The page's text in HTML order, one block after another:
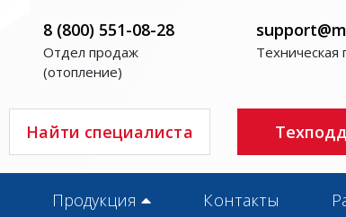
8 (800) 551-08-28
Отдел продаж
(отопление)
Техническая
Найти специалиста
Продукция Контакты